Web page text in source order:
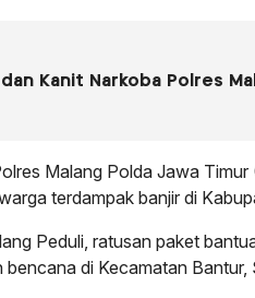
Kanit Narkoba Polres
Malang Polda Jawa
terdampak banjir di
Peduli, ratusan paket
di Kecamatan